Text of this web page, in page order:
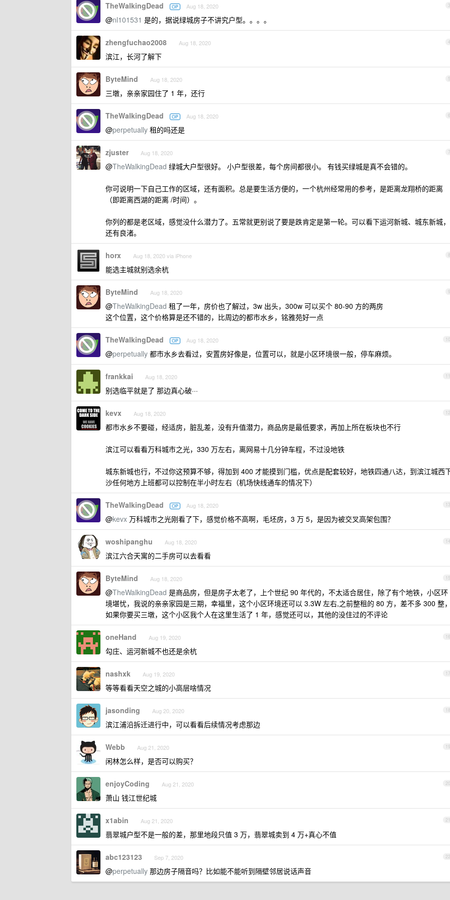
3
TheWalkingDead OP Aug 18, 2020
@nl101531 是的，据说绿城房子不讲究户型。。。。
4
zhengfuchao2008 Aug 18, 2020
滨江，长河了解下
5
ByteMind Aug 18, 2020
三墩，亲亲家园住了 1 年，还行
6
TheWalkingDead OP Aug 18, 2020
@perpetually 租的吗还是
7
zjuster Aug 18, 2020
@TheWalkingDead 绿城大户型很好。 小户型很差，每个房间都很小。 有钱买绿城是真不会错的。
你可说明一下自己工作的区域，还有面积。总是要生活方便的，一个杭州经常用的参考，是距离龙翔桥的距离
（即距离西湖的距离 /时间）。
你列的都是老区域，感觉没什么潜力了。五常就更别说了要是跌肯定是第一轮。可以看下运河新城、城东新城，
还有良渚。
8
horx Aug 18, 2020 via iPhone
能选主城就别选余杭
9
ByteMind Aug 18, 2020
@TheWalkingDead 租了一年，房价也了解过，3w 出头，300w 可以买个 80-90 方的两房
这个位置，这个价格算是还不错的，比周边的都市水乡，铭雅苑好一点
10
TheWalkingDead OP Aug 18, 2020
@perpetually 都市水乡去看过，安置房好像是，位置可以，就是小区环境很一般，停车麻烦。
11
frankkai Aug 18, 2020
别选临平就是了 那边真心破···
12
kevx Aug 18, 2020
都市水乡不要碰，经适房，脏乱差，没有升值潜力，商品房是最低要求，再加上所在板块也不行
滨江可以看看万科城市之光，330 万左右，离网易十几分钟车程，不过没地铁
城东新城也行，不过你这预算不够，得加到 400 才能摸到门槛，优点是配套较好，地铁四通八达，到滨江城西
沙任何地方上班都可以控制在半小时左右（机场快线通车的情况下）
13
TheWalkingDead OP Aug 18, 2020
@kevx 万科城市之光刚看了下，感觉价格不高啊，毛坯房，3 万 5，是因为被交叉高架包围？
14
woshipanghu Aug 18, 2020
滨江六合天寓的二手房可以去看看
15
ByteMind Aug 18, 2020
@TheWalkingDead 是商品房，但是房子太老了，上个世纪 90 年代的，不太适合居住，除了有个地铁，小区环
境堪忧，我说的亲亲家园是三期，幸福里，这个小区环境还可以 3.3W 左右,之前整租的 80 方，差不多 300 整，
如果你要买三墩，这个小区我个人在这里生活了 1 年，感觉还可以，其他的没住过的不评论
16
oneHand Aug 19, 2020
勾庄、运河新城不也还是余杭
17
nashxk Aug 19, 2020
等等看看天空之城的小高层啥情况
18
jasonding Aug 20, 2020
滨江浦沿拆迁进行中，可以看看后续情况考虑那边
19
Webb Aug 21, 2020
闲林怎么样，是否可以购买？
20
enjoyCoding Aug 21, 2020
萧山 钱江世纪城
21
x1abin Aug 21, 2020
翡翠城户型不是一般的差，那里地段只值 3 万，翡翠城卖到 4 万+真心不值
22
abc123123 Sep 7, 2020
@perpetually 那边房子隔音吗？比如能不能听到隔壁邻居说话声音